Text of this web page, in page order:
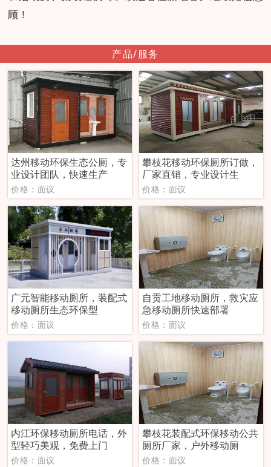
顾！
产品/服务
达州移动环保生态公厕，专
业设计团队，快速生产
价格：面议
攀枝花移动环保厕所订做，
厂家直销，专业设计生
价格：面议
广元智能移动厕所，装配式
移动厕所生态环保型
价格：面议
自贡工地移动厕所，救灾应
急移动厕所快速部署
价格：面议
内江环保移动厕所电话，外
型轻巧美观，免费上门
价格：面议
攀枝花装配式环保移动公共
厕所厂家，户外移动厕
价格：面议